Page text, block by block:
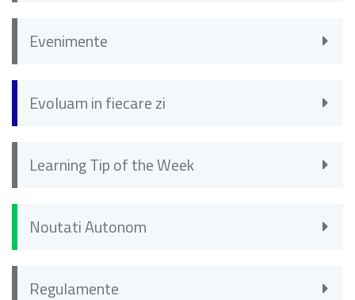
Evenimente
Evoluam in fiecare zi
Learning Tip of the Week
Noutati Autonom
Regulamente